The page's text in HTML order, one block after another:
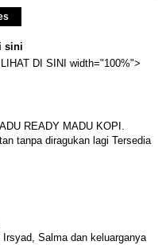
sini
DI SINI width="100%">
READY MADU KOPI.
tanpa diragukan lagi Tersedia
Salma dan keluarganya